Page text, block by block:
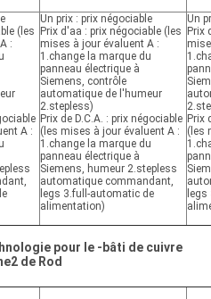
(les
:
A :
Un prix : prix négociable
Prix d'aa : prix négociable (les
mises à jour évaluent A :
1.change la marque du
panneau électrique à
Siemens, contrôle
automatique de l'humeur
2.stepless)
Prix de D.C.A. : prix négociable
(les mises à jour évaluent A :
1.change la marque du
panneau électrique à
Siemens, humeur 2.stepless
automatique commandant,
legs 3.full-automatic de
alimentation)
Un
Prix
Prix
(les
pour le -bâti de cuivre
de Rod